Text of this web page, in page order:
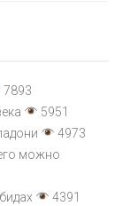
7893
5951
4973
можно
4391